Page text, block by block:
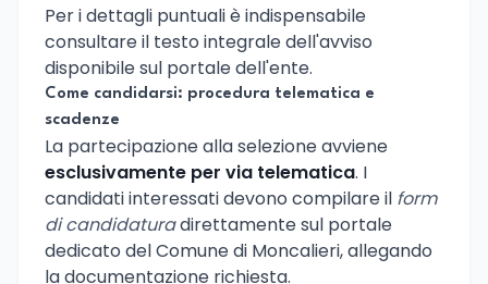
Per i dettagli puntuali è indispensabile
consultare il testo integrale dell'avviso
disponibile sul portale dell'ente.
Come candidarsi: procedura telematica e
scadenze
La partecipazione alla selezione avviene
esclusivamente per via telematica. I
candidati interessati devono compilare il form
di candidaturadirettamente sul portale
dedicato del Comune di Moncalieri, allegando
la documentazione richiesta.